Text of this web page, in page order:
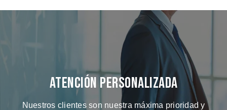
Atención Personalizada
Nuestros clientes son nuestra máxima prioridad y